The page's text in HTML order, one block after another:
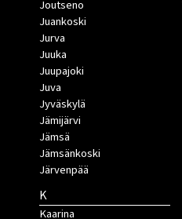
Joutseno
Juankoski
Jurva
Juuka
Juupajoki
Juva
Jyväskylä
Jämijärvi
Jämsä
Jämsänkoski
Järvenpää
K
Kaarina